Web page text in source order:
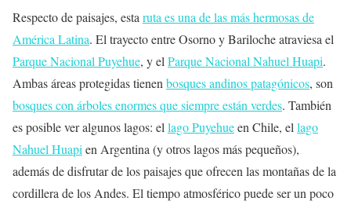
Respecto de paisajes, esta ruta es una de las más hermosas de
América Latina. El trayecto entre Osorno y Bariloche atraviesa el
Parque Nacional Puyehue, y el Parque Nacional Nahuel Huapi.
Ambas áreas protegidas tienen bosques andinos patagónicos, son
bosques con árboles enormes que siempre están verdes. También
es posible ver algunos lagos: el lago Puyehueen Chile, el lago
Nahuel Huapi en Argentina (y otros lagos más pequeños),
además de disfrutar de los paisajes que ofrecen las montañas de la
cordillera de los Andes. El tiempo atmosférico puede ser un poco